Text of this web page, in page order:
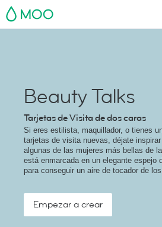
MOO
Beauty Talks
Tarjetas de Visita de dos caras
Si eres estilista, maquillador, o tienes
tarjetas de visita nuevas, déjate
algunas de las mujeres más bellas de
está enmarcada en un elegante espejo
para conseguir un aire de tocador de
Empezar a crear